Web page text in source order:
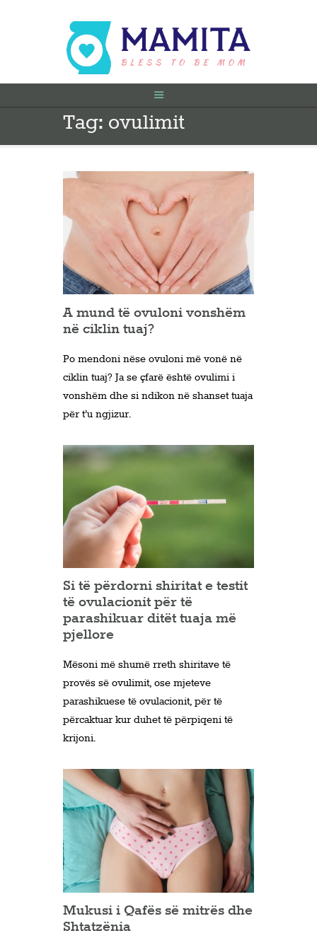
Tag: ovulimit
FILLIMI
PARA SHTATËZANIE
VITI I PARË
KONTAKT
A mund të ovuloni vonshëm
në ciklin tuaj?
Po mendoni nëse ovuloni më vonë në
ciklin tuaj? Ja se çfarë është ovulimi i
vonshëm dhe si ndikon në shanset tuaja
për t’u ngjizur.
Si të përdorni shiritat e testit
të ovulacionit për të
parashikuar ditët tuaja më
pjellore
Mësoni më shumë rreth shiritave të
provës së ovulimit, ose mjeteve
parashikuese të ovulacionit, për të
përcaktuar kur duhet të përpiqeni të
krijoni.
Mukusi i Qafës së mitrës dhe
Shtatzënia